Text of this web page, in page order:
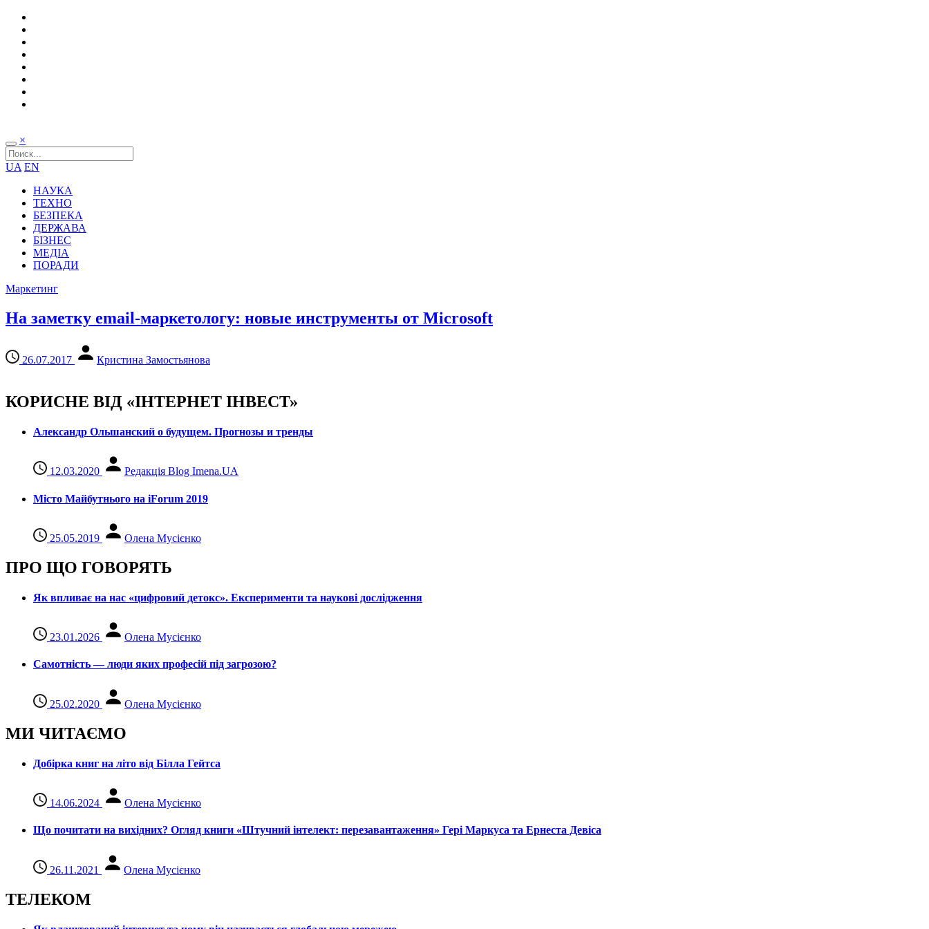
×
UA EN
НАУКА
ТЕХНО
БЕЗПЕКА
ДЕРЖАВА
БІЗНЕС
МЕДІА
ПОРАДИ
Маркетинг
На заметку email-маркетологу: новые инструменты от Microsoft
26.07.2017 Кристина Замостьянова
КОРИСНЕ ВІД «ІНТЕРНЕТ ІНВЕСТ»
Александр Ольшанский о будущем. Прогнозы и тренды
12.03.2020 Редакція Blog Imena.UA
Місто Майбутнього на iForum 2019
25.05.2019 Олена Мусієнко
ПРО ЩО ГОВОРЯТЬ
Як впливає на нас «цифровий детокс». Експерименти та наукові дослідження
23.01.2026 Олена Мусієнко
Самотність — люди яких професій під загрозою?
25.02.2020 Олена Мусієнко
МИ ЧИТАЄМО
Добірка книг на літо від Білла Гейтса
14.06.2024 Олена Мусієнко
Що почитати на вихідних? Огляд книги «Штучний інтелект: перезавантаження» Гері Маркуса та Ернеста Девіса
26.11.2021 Олена Мусієнко
ТЕЛЕКОМ